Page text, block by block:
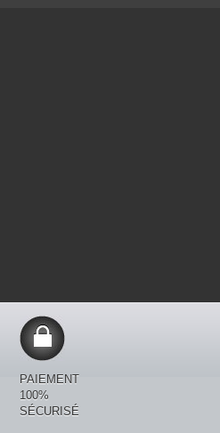
PAIEMENT
100%
SÉCURISÉ